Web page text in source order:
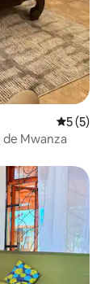
5 de
5 (5)
de Mwanza